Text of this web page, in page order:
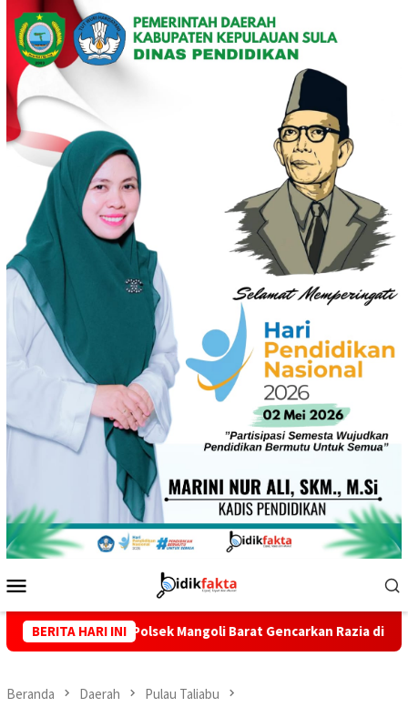
Loncat
konten
Mobile
BERITA HARI INI
Polsek Mangoli Barat Gencarkan Razia di Desa
Beranda Daerah Pulau Taliabu